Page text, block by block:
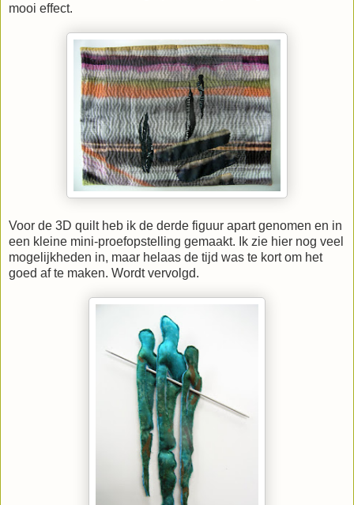
mooi effect.
Voor de 3D quilt heb ik de derde figuur apart genomen en in
een kleine mini-proefopstelling gemaakt. Ik zie hier nog veel
mogelijkheden in, maar helaas de tijd was te kort om het
goed af te maken. Wordt vervolgd.